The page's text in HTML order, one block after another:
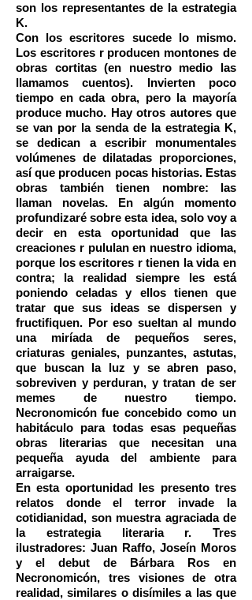
son los representantes de la estrategia
K.
Con los escritores sucede lo mismo.
Los escritores r producen montones de
obras cortitas (en nuestro medio las
llamamos cuentos). Invierten poco
tiempo en cada obra, pero la mayoría
produce mucho. Hay otros autores que
se van por la senda de la estrategia K,
se dedican a escribir monumentales
volúmenes de dilatadas proporciones,
así que producen pocas historias. Estas
obras también tienen nombre: las
llaman novelas. En algún momento
profundizaré sobre esta idea, solo voy a
decir en esta oportunidad que las
creaciones r pululan en nuestro idioma,
porque los escritores r tienen la vida en
contra; la realidad siempre les está
poniendo celadas y ellos tienen que
tratar que sus ideas se dispersen y
fructifiquen. Por eso sueltan al mundo
una miríada de pequeños seres,
criaturas geniales, punzantes, astutas,
que buscan la luz y se abren paso,
sobreviven y perduran, y tratan de ser
memes de nuestro tiempo.
Necronomicón fue concebido como un
habitáculo para todas esas pequeñas
obras literarias que necesitan una
pequeña ayuda del ambiente para
arraigarse.
En esta oportunidad les presento tres
relatos donde el terror invade la
cotidianidad, son muestra agraciada de
la estrategia literaria r. Tres
ilustradores: Juan Raffo, Joseín Moros
y el debut de Bárbara Ros en
Necronomicón, tres visiones de otra
realidad, similares o disímiles a las que